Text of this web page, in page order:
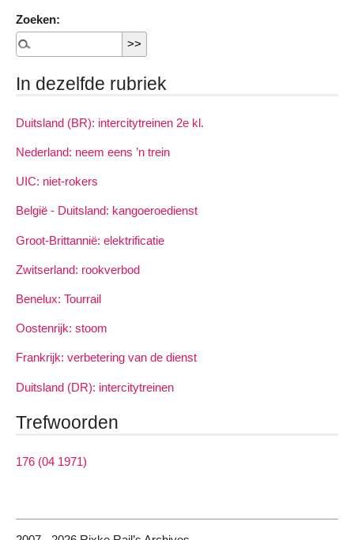
Zoeken:
In dezelfde rubriek
Duitsland (BR): intercitytreinen 2e kl.
Nederland: neem eens ’n trein
UIC: niet-rokers
België - Duitsland: kangoeroedienst
Groot-Brittannië: elektrificatie
Zwitserland: rookverbod
Benelux: Tourrail
Oostenrijk: stoom
Frankrijk: verbetering van de dienst
Duitsland (DR): intercitytreinen
Trefwoorden
176 (04 1971)